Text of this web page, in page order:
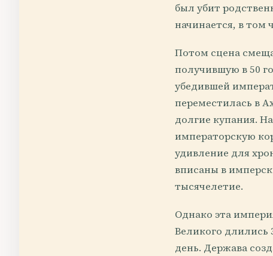
был убит
начинается, в том
Потом сцена
получившую в 50
убедившей
переместилась в
долгие купания.
императорскую
удивление для
вписаны в
тысячелетие.
Однако эта
Великого длились
день. Держава